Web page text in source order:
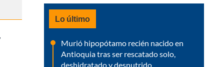
Lo último
Murió hipopótamo recién nacido en
Antioquia tras ser rescatado solo,
deshidratado y desnutrido